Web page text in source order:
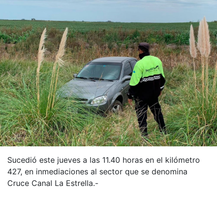
Sucedió este jueves a las 11.40 horas en el kilómetro
427, en inmediaciones al sector que se denomina
Cruce Canal La Estrella.-